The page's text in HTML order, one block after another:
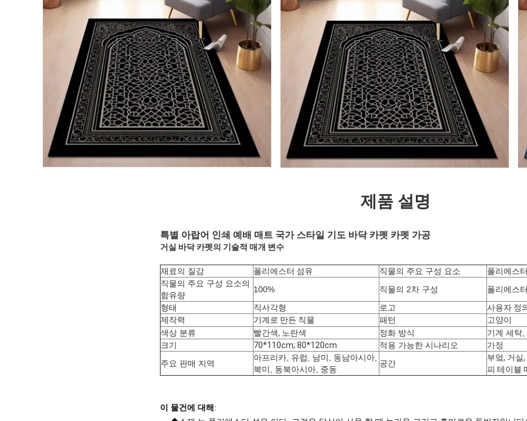
제품 설명
특별 아랍어 인쇄 예배 매트 국가 스타일 기도 바닥 카펫 카펫 가공
거실 바닥 카펫의 기술적 매개 변수
재료의 질감 폴리에스터 섬유 직물의 주요 구성 요소
폴리에스
직물의 주요 구성 요소의
함유량
100% 직물의 2차 구성
폴리에스
형태
직사각형 로고
사용자 정
제작력
기계로 만든 직물 패턴
고양이
색상 분류
빨간색, 노란색 정화 방식
기계 세탁,
크기
70*110cm; 80*120cm 적용 가능한 시나리오
가정
주요 판매 지역
아프리카, 유럽, 남미, 동남아시아,
북미, 동북아시아, 중동
공간
부엌, 거실
피 테이블
이 물건에 대해 :